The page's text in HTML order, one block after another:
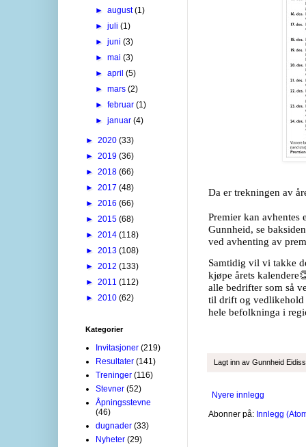
Da er trekningen av
Premier kan avhentes
Gunnheid, se
ved avhenting av
Samtidig vil vi takke
kjøpe årets kalendere
alle bedrifter som så
til drift og vedlikehold
hele befolkninga i
Lagt inn av Gunnheid
Nyere innlegg
Abonner på: Innlegg
►august(1)
►juli(1)
►juni(3)
►mai(3)
►april(5)
►mars(2)
►februar(1)
►januar(4)
► 2020 (33)
► 2019 (36)
► 2018 (66)
► 2017 (48)
► 2016 (66)
► 2015 (68)
► 2014 (118)
► 2013 (108)
► 2012 (133)
► 2011 (112)
► 2010 (62)
Kategorier
Invitasjoner (219)
Resultater (141)
Treninger (116)
Stevner (52)
Åpningsstevne
(46)
dugnader (33)
Nyheter (29)